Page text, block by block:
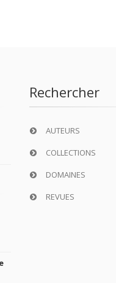
Rechercher
AUTEURS
COLLECTIONS
DOMAINES
REVUES